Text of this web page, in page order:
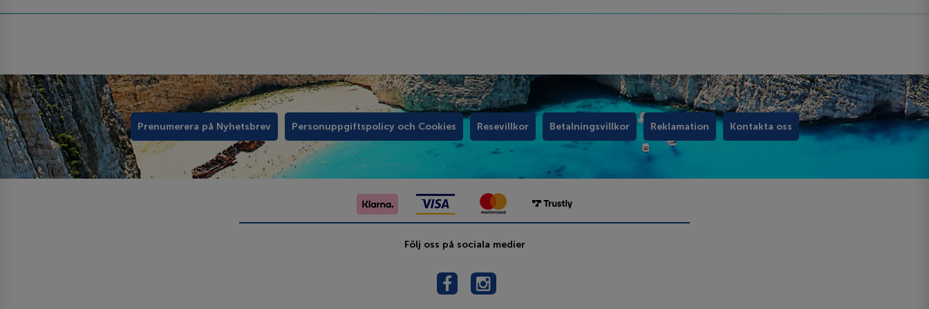
Prenumerera på Nyhetsbrev Personuppgiftspolicy och Cookies Resevillkor Betalningsvillkor Reklamation Kontakta oss
Följ oss på sociala medier